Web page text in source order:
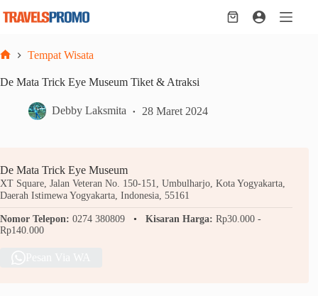
Shopping
Tempat Wisata
De Mata Trick Eye Museum Tiket & Atraksi
Debby Laksmita 28 Maret 2024
De Mata Trick Eye Museum
XT Square, Jalan Veteran No. 150-151, Umbulharjo, Kota Yogyakarta,
Daerah Istimewa Yogyakarta, Indonesia, 55161
Nomor Telepon: 0274 380809 Kisaran Harga: Rp30.000 -
Rp140.000